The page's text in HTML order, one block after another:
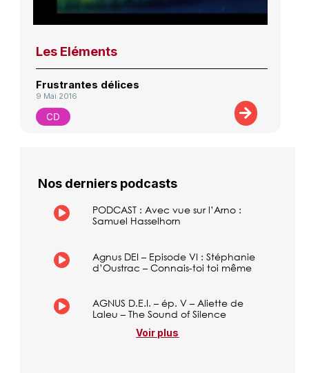
Les Eléments
Frustrantes délices
9 Mai 2016
CD
Nos derniers podcasts
PODCAST : Avec vue sur l’Arno :
Samuel Hasselhorn
Agnus DEI – Episode VI : Stéphanie
d’Oustrac – Connais-toi toi même
AGNUS D.E.I. – ép. V – Aliette de
Laleu – The Sound of Silence
Voir plus